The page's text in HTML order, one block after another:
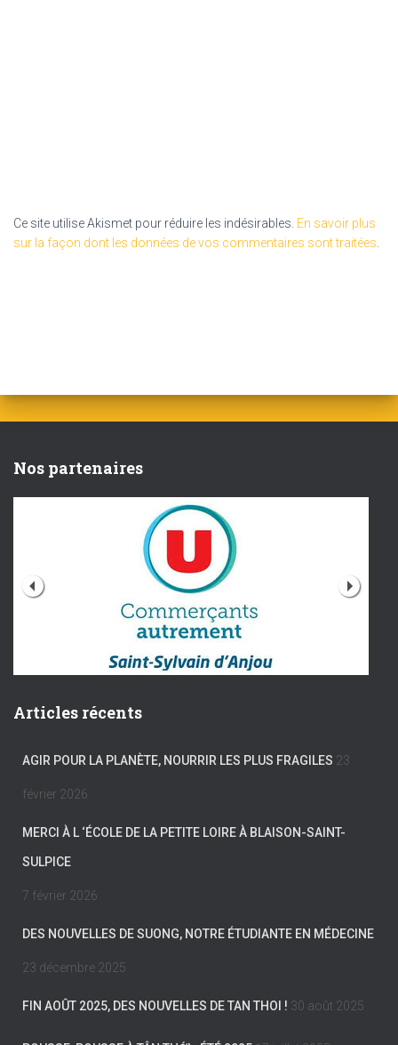
Ce site utilise Akismet pour réduire les indésirables. En savoir plus
sur la façon dont les données de vos commentaires sont traitées
Nos partenaires
Articles récents
AGIR POUR LA PLANÈTE, NOURRIR LES PLUS FRAGILES 23
février 2026
MERCI À L ‘ÉCOLE DE LA PETITE LOIRE À BLAISON-SAINT-
SULPICE
7 février 2026
DES NOUVELLES DE SUONG, NOTRE ÉTUDIANTE EN MÉDECINE
23 décembre 2025
FIN AOÛT 2025, DES NOUVELLES DE TAN THOI ! 30 août 2025